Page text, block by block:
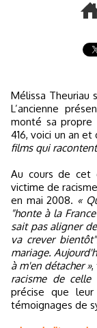
Mélissa
L’ancienne
monté sa propre
416, voici un an
films qui
Au cours de cet
victime de
en mai 2008. «
"honte à la
sait pas aligner
va crever
mariage.
à m'en détacher »,
racisme de
précise que
témoignages de